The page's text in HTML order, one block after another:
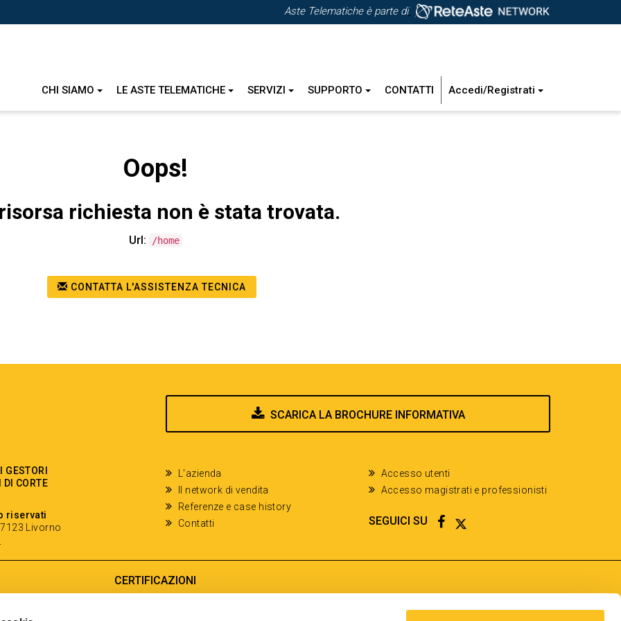
Aste Telematiche è parte di
CHI SIAMO LE ASTE TELEMATICHE SERVIZI SUPPORTO CONTATTI Accedi/Registrati
Oops!
richiesta non è stata trovata.
Url: /home
CONTATTA L'ASSISTENZA TECNICA
SCARICA LA BROCHURE INFORMATIVA
DI CORTE
riservati
Livorno
L'azienda
Il network di vendita
Referenze e case history
Contatti
Accesso utenti
Accesso magistrati e professionisti
SEGUICI SU FACEBOOK
TWITTER
CERTIFICAZIONI